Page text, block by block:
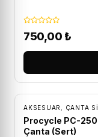
750,00 ₺
AKSESUAR ÇANTA
Procycle PC-
Çanta (Sert)